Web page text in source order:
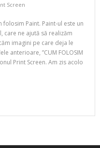
Screen
Paint. Paint-ul este un
ne ajută să realizăm
imagini pe care deja le
anterioare, ”CUM FOLOSIM
Print Screen. Am zis acolo